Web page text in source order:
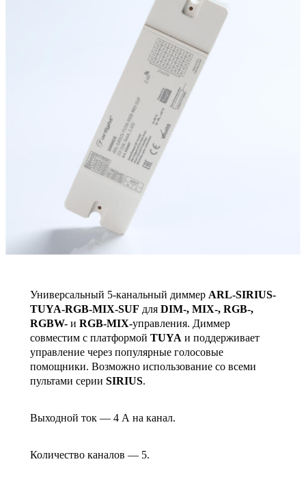
Универсальный 5-канальный диммер ARL-SIRIUS-
TUYA-RGB-MIX-SUF для DIM-, MIX-, RGB-,
RGBW- и RGB-MIX-управления. Диммер
совместим с платформой TUYA и поддерживает
управление через популярные голосовые
помощники. Возможно использование со всеми
пультами серии SIRIUS.
Выходной ток — 4 А на канал.
Количество каналов — 5.